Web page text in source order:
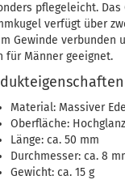
pflegeleicht.
verfügt über
Gewinde verbunden
für Männer geeignet.
Material: Massiver
Oberfläche:
Länge: ca. 50 mm
Durchmesser: ca. 8
Gewicht: ca. 15 g